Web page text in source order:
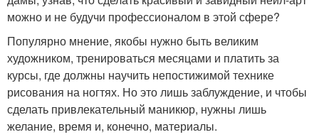
можно и не будучи профессионалом в этой сфере?
Популярно мнение, якобы нужно быть великим
художником, тренироваться месяцами и платить за
курсы, где должны научить непостижимой технике
рисования на ногтях. Но это лишь заблуждение, и чтобы
сделать привлекательный маникюр, нужны лишь
желание, время и, конечно, материалы.